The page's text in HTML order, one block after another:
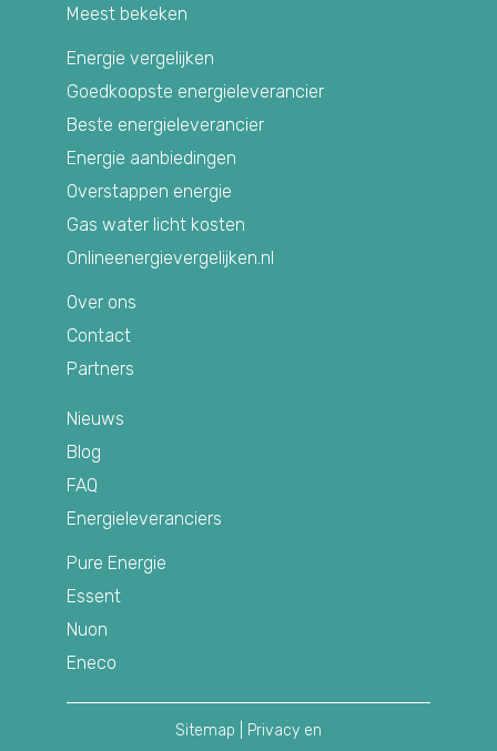
Meest bekeken
Energie vergelijken
Goedkoopste energieleverancier
Beste energieleverancier
Energie aanbiedingen
Overstappen energie
Gas water licht kosten
Onlineenergievergelijken.nl
Over ons
Contact
Partners
Nieuws
Blog
FAQ
Energieleveranciers
Pure Energie
Essent
Nuon
Eneco
Sitemap Privacy en